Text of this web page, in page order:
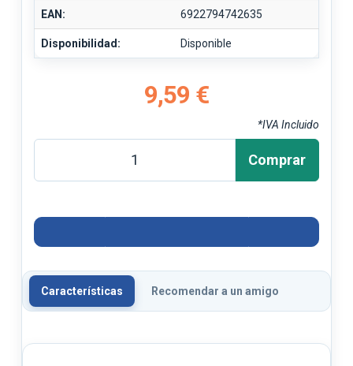
EAN: 6922794742635
Disponibilidad: Disponible
9,59 €
*IVA Incluido
Comprar
Características Recomendar a un amigo